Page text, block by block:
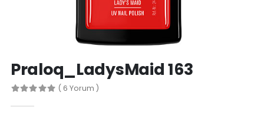
Praloq_LadysMaid 163
( 6 Yorum )